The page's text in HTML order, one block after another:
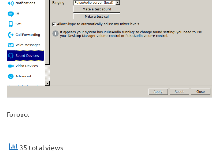
Готово.
35 total views